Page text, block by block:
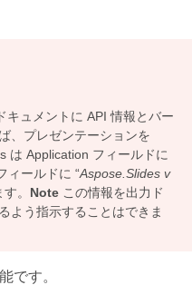
ュメントに API 情報とバー
、プレゼンテーションを
は Application フィールドに
ィールドに “Aspose.Slides v
。 Note この情報を出力ド
よう指示することはできま
です。